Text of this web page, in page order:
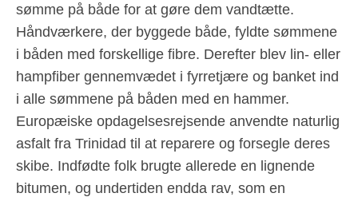
sømme på både for at gøre dem vandtætte.
Håndværkere, der byggede både, fyldte sømmene
i båden med forskellige fibre. Derefter blev lin- eller
hampfiber gennemvædet i fyrretjære og banket ind
i alle sømmene på båden med en hammer.
Europæiske opdagelsesrejsende anvendte naturlig
asfalt fra Trinidad til at reparere og forsegle deres
skibe. Indfødte folk brugte allerede en lignende
bitumen, og undertiden endda rav, som en